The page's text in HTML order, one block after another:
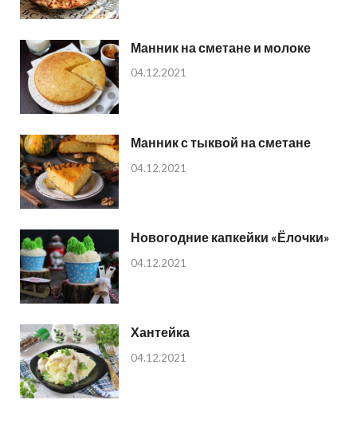
Манник на сметане и молоке
04.12.2021
Манник с тыквой на сметане
04.12.2021
Новогодние капкейки «Ёлочки»
04.12.2021
Хантейка
04.12.2021